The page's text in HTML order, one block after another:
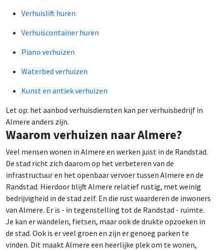
Verhuislift huren
Verhuiscontainer huren
Piano verhuizen
Waterbed verhuizen
Kunst en antiek verhuizen
Let op: het aanbod verhuisdiensten kan per verhuisbedrijf in
Almere anders zijn.
Waarom verhuizen naar Almere?
Veel mensen wonen in Almere en werken juist in de Randstad.
De stad richt zich daarom op het verbeteren van de
infrastructuur en het openbaar vervoer tussen Almere en de
Randstad. Hierdoor blijft Almere relatief rustig, met weinig
bedrijvigheid in de stad zelf. En die rust waarderen de inwoners
van Almere. Er is - in tegenstelling tot de Randstad - ruimte.
Je kan er wandelen, fietsen, maar ook de drukte opzoeken in
de stad. Ook is er veel groen en zijn er genoeg parken te
vinden. Dit maakt Almere een heerlijke plek om te wonen,